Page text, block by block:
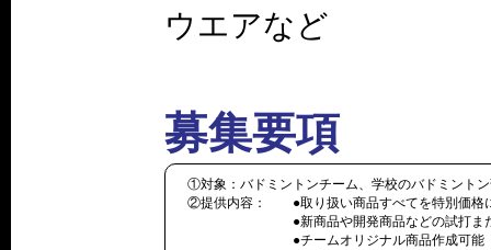
ウエアなど
募集要項
①対象：バドミントンチーム、学校のバドミント
②提供内容： ●取り扱い商品すべてを特別価格
●新商品や開発商品などの試打また
●チームオリジナル商品作成可能